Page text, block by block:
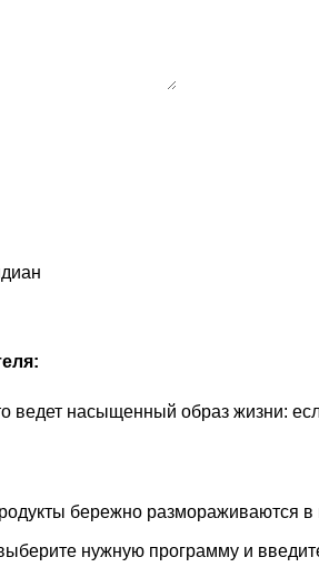
ведет насыщенный образ жизни:
бережно размораживаются
нужную программу и